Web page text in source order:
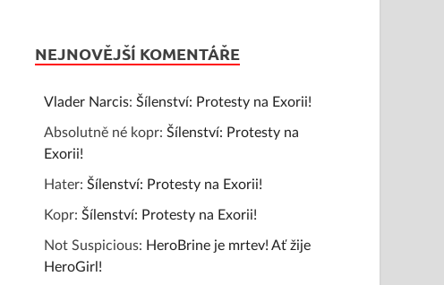
NEJNOVĚJŠÍ KOMENTÁŘE
Vlader Narcis:Šílenství: Protesty na Exorii!
Absolutně né kopr:Šílenství: Protesty na
Exorii!
Hater:Šílenství: Protesty na Exorii!
Kopr:Šílenství: Protesty na Exorii!
Not Suspicious: HeroBrine je mrtev! Ať žije
HeroGirl!